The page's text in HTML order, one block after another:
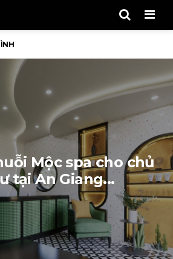
Mộc spa cho chủ
tại An Giang...